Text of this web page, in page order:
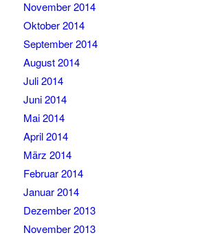
November 2014
Oktober 2014
September 2014
August 2014
Juli 2014
Juni 2014
Mai 2014
April 2014
März 2014
Februar 2014
Januar 2014
Dezember 2013
November 2013